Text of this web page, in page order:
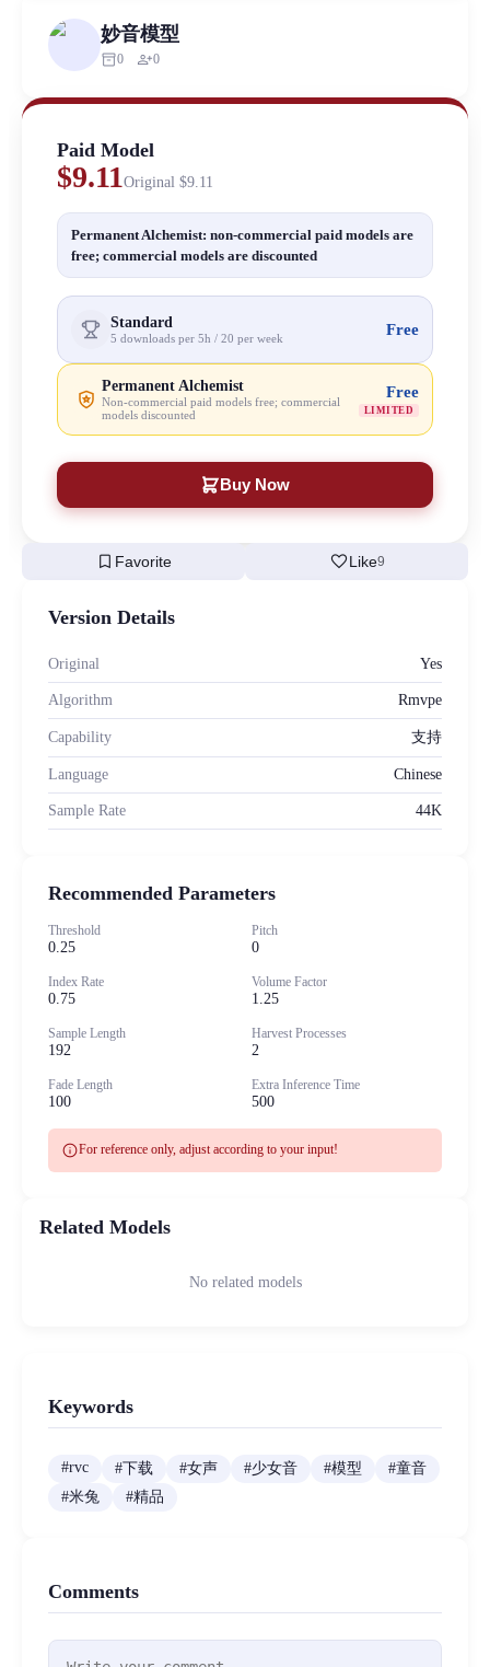
妙音模型
inventory_20 person_add0
Paid Model
$9.11Original $9.11
Permanent Alchemist: non-commercial paid models are
free; commercial models are discounted
Standard
5 downloads per 5h / 20 per week Free
Permanent Alchemist
Non-commercial paid models free; commercial
models discounted
Free
LIMITED
Buy Now
bookmark Favorite favoriteLike9
Version Details
Original Yes
Algorithm Rmvpe
Capability 支持
Language Chinese
Sample Rate 44K
Recommended Parameters
Threshold
0.25
Pitch
0
Index Rate
0.75
Volume Factor
1.25
Sample Length
192
Harvest Processes
2
Fade Length
100
Extra Inference Time
500
infoFor reference only, adjust according to your input!
Related Models
No related models
Keywords
#rvc #下载 #女声 #少女音 #模型 #童音
#米兔 #精品
Comments